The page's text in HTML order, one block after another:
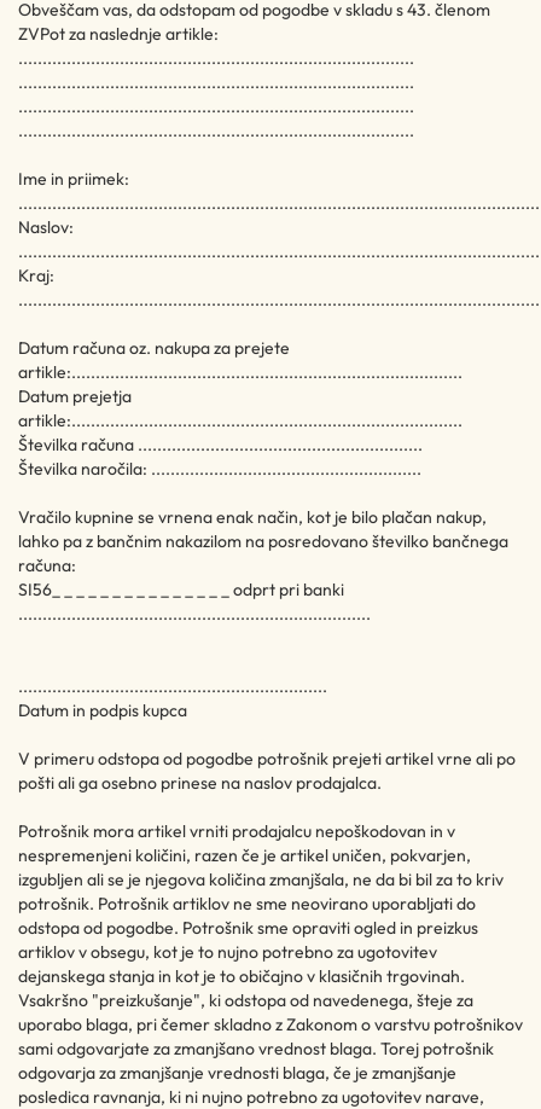
Obveščam vas, da odstopam od pogodbe v skladu s 43. členom
ZVPot za naslednje artikle:
..................................................................................
..................................................................................
..................................................................................
..................................................................................
Ime in priimek:
Naslov:
Kraj:
Datum računa oz. nakupa za prejete
artikle:.................................................................................
Datum prejetja
artikle:.................................................................................
Številka računa ...........................................................
Številka naročila: ........................................................
Vračilo kupnine se vrnena enak način, kot je bilo plačan nakup,
lahko pa z bančnim nakazilom na posredovano številko bančnega
računa:
SI56_ _ _ _ _ _ _ _ _ _ _ _ _ _ _ odprt pri banki
.........................................................................
................................................................
Datum in podpis kupca
V primeru odstopa od pogodbe potrošnik prejeti artikel vrne ali po
pošti ali ga osebno prinese na naslov prodajalca.
Potrošnik mora artikel vrniti prodajalcu nepoškodovan in v
nespremenjeni količini, razen če je artikel uničen, pokvarjen,
izgubljen ali se je njegova količina zmanjšala, ne da bi bil za to kriv
potrošnik. Potrošnik artiklov ne sme neovirano uporabljati do
odstopa od pogodbe. Potrošnik sme opraviti ogled in preizkus
artiklov v obsegu, kot je to nujno potrebno za ugotovitev
dejanskega stanja in kot je to običajno v klasičnih trgovinah.
Vsakršno "preizkušanje", ki odstopa od navedenega, šteje za
uporabo blaga, pri čemer skladno z Zakonom o varstvu potrošnikov
sami odgovarjate za zmanjšano vrednost blaga. Torej potrošnik
odgovarja za zmanjšanje vrednosti blaga, če je zmanjšanje
posledica ravnanja, ki ni nujno potrebno za ugotovitev narave,